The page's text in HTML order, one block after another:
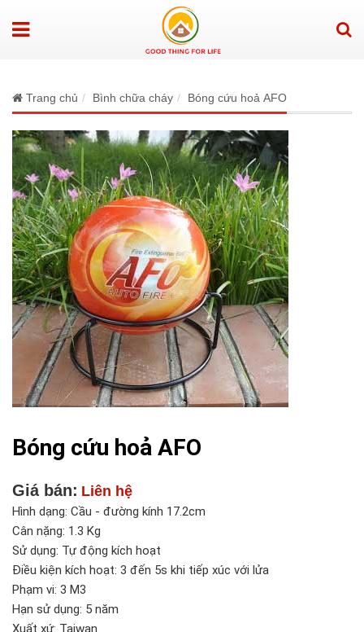
Trang chủ Bình chữa cháy Bóng cứu hoả AFO
Bóng cứu hoả AFO
Giá bán: Liên hệ
Hình dạng: Cầu - đường kính 17.2cm
Cân nặng: 1.3 Kg
Sử dụng: Tự động kích hoạt
Điều kiện kích hoạt: 3 đến 5s khi tiếp xúc với lửa
Phạm vi: 3 M3
Hạn sử dụng: 5 năm
Xuất xứ: Taiwan